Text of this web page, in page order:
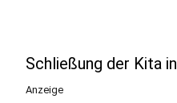
Schließung der Kita
Anzeige